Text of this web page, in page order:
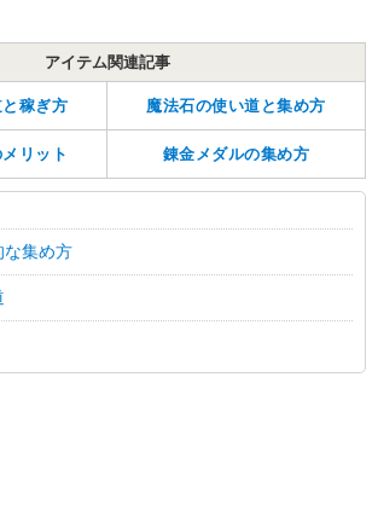
アイテム関連記事
稼ぎ方 魔法石の使い道と集め方
リット 錬金メダルの集め方
な集め方